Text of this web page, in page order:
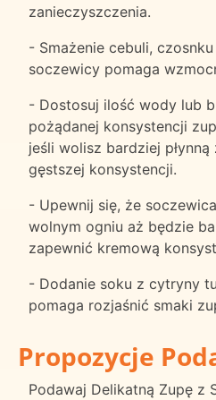
zanieczyszczenia.
- Smażenie cebuli,
soczewicy pomaga
- Dostosuj ilość wody lub
pożądanej konsystencji
jeśli wolisz bardziej
gęstszej konsystencji.
- Upewnij się, że
wolnym ogniu aż będzie
zapewnić kremową
- Dodanie soku z cytryny
pomaga rozjaśnić smaki
Propozycje
Podawaj Delikatną Zupę z